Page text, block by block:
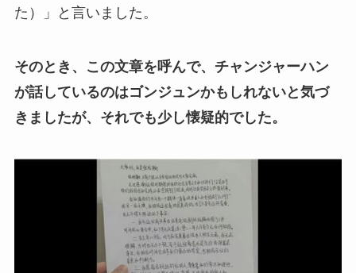
た）」と言いました。
そのとき、この文章を呼んで、チャンジャーハン
が話しているのはゴンジュンかもしれないと気づ
きましたが、それでも少し懐疑的でした。